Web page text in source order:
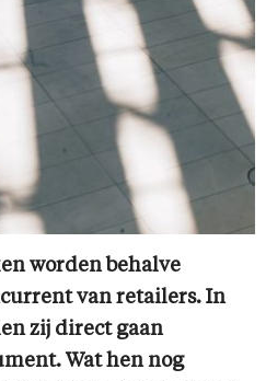
worden behalve
van retailers. In
zij direct gaan
Wat hen nog